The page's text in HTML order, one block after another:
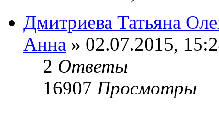
Дмитриева Татьяна
Анна » 02.07.2015,
2 Ответы
16907 Просмотры